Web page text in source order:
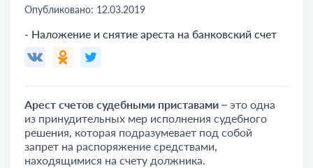
Опубликовано: 12.03.2019
- Наложение и снятие ареста на банковский счет
Арест счетов судебными приставами – это одна
из принудительных мер исполнения судебного
решения, которая подразумевает под собой
запрет на распоряжение средствами,
находящимися на счету должника.